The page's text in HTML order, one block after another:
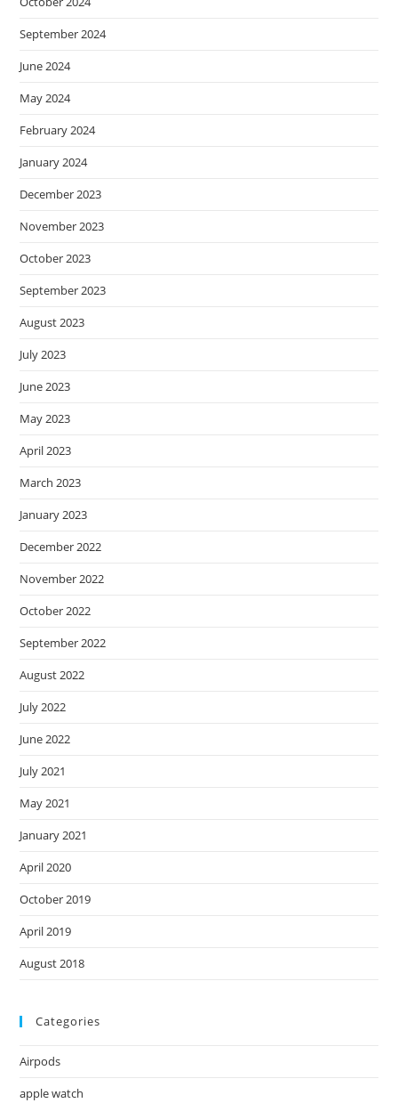
September 2024
June 2024
May 2024
February 2024
January 2024
December 2023
November 2023
October 2023
September 2023
August 2023
July 2023
June 2023
May 2023
April 2023
March 2023
January 2023
December 2022
November 2022
October 2022
September 2022
August 2022
July 2022
June 2022
July 2021
May 2021
January 2021
April 2020
October 2019
April 2019
August 2018
Categories
Airpods
apple watch